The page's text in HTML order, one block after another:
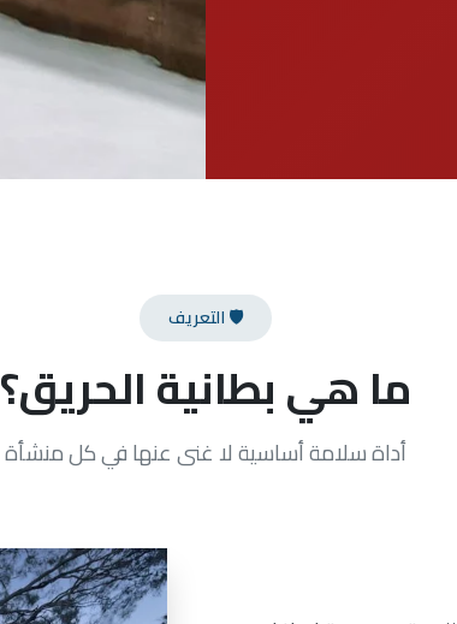
🛡️ التعريف
ما هي بطانية الحريق؟
أداة سلامة أساسية لا غنى عنها في كل منشأة